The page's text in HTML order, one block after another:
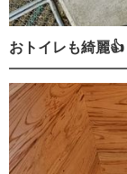
おトイレも綺麗👍